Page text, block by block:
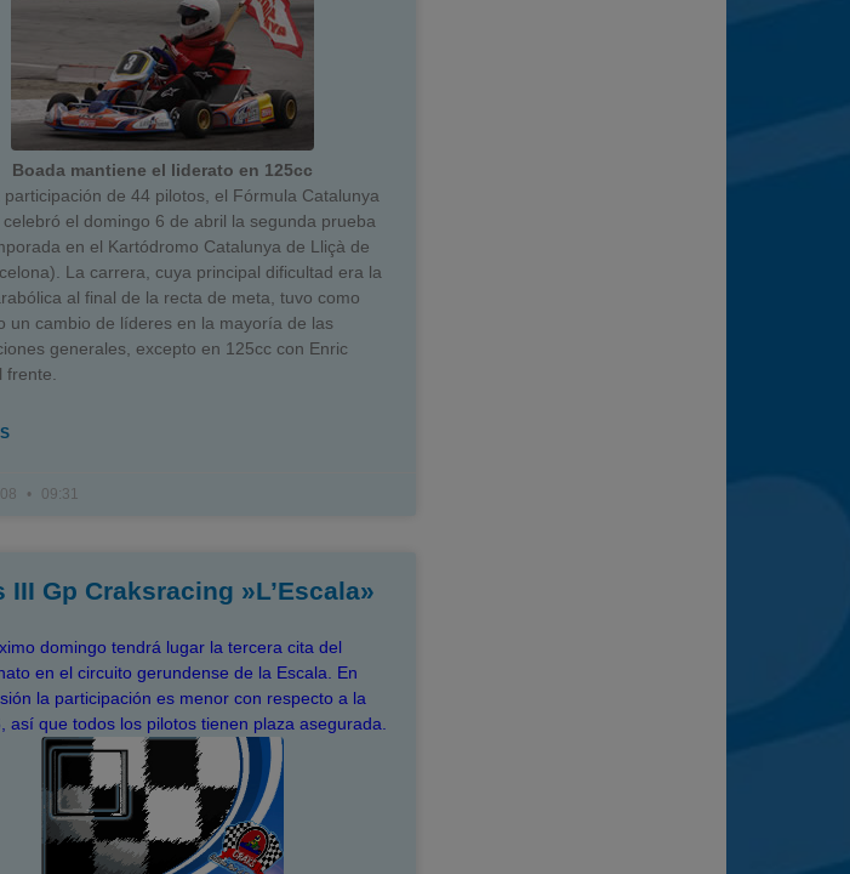
Boada mantiene el liderato en 125cc
participación de 44 pilotos, el Fórmula Catalunya
celebró el domingo 6 de abril la segunda prueba
en el Kartódromo Catalunya de Lliçà de
La carrera, cuya principal dificultad era la
al final de la recta de meta, tuvo como
un cambio de líderes en la mayoría de las
generales, excepto en 125cc con Enric
frente.
09:31
III Gp Craksracing »L’Escala»
domingo tendrá lugar la tercera cita del
en el circuito gerundense de la Escala. En
la participación es menor con respecto a la
así que todos los pilotos tienen plaza asegurada.